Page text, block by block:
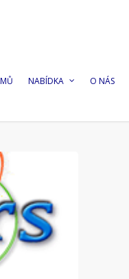
NABÍDKA O NÁS